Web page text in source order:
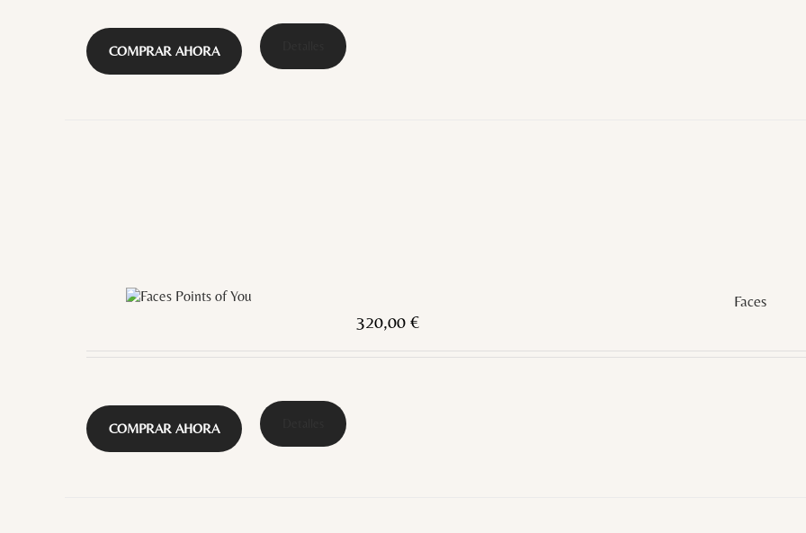
COMPRAR AHORA
Faces
320,00 €
COMPRAR AHORA